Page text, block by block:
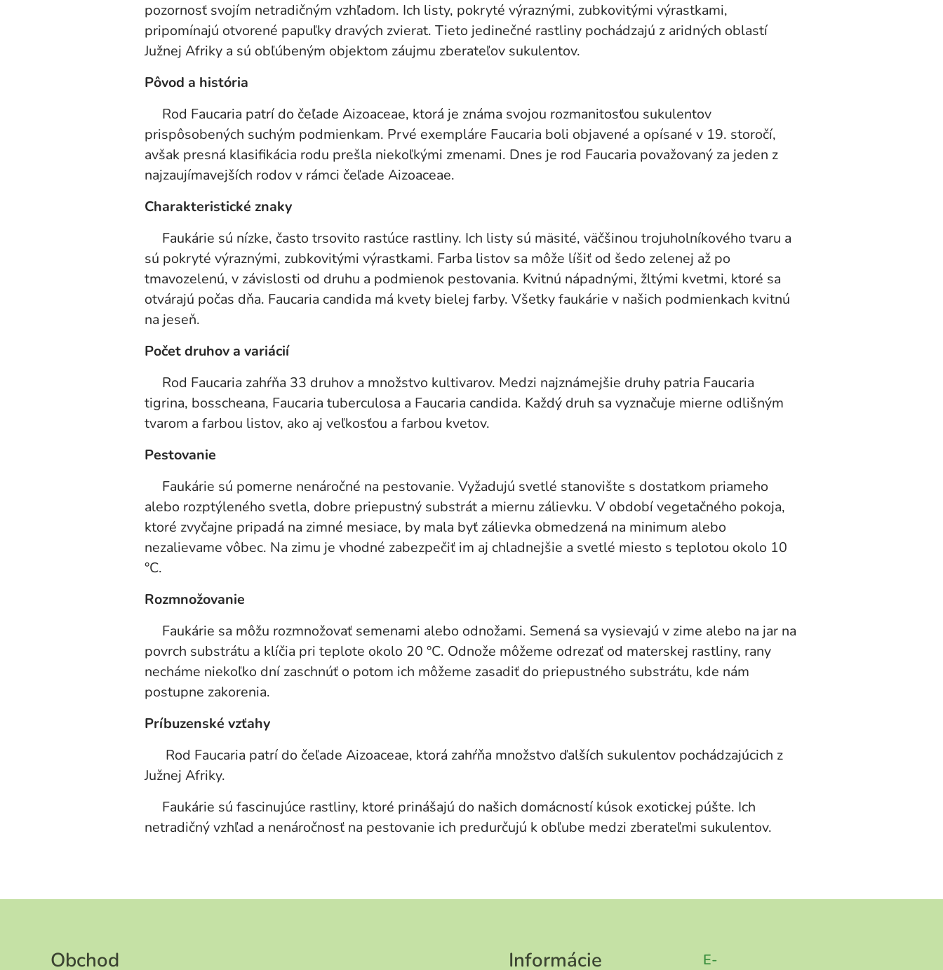
pozornosť svojím netradičným vzhľadom. Ich listy, pokryté výraznými, zubkovitými výrastkami,
pripomínajú otvorené papuľky dravých zvierat. Tieto jedinečné rastliny pochádzajú z aridných oblastí
Južnej Afriky a sú obľúbeným objektom záujmu zberateľov sukulentov.
Pôvod a história
Rod Faucaria patrí do čeľade Aizoaceae, ktorá je známa svojou rozmanitosťou sukulentov
prispôsobených suchým podmienkam. Prvé exempláre Faucaria boli objavené a opísané v 19. storočí,
avšak presná klasifikácia rodu prešla niekoľkými zmenami. Dnes je rod Faucaria považovaný za jeden z
najzaujímavejších rodov v rámci čeľade Aizoaceae.
Charakteristické znaky
Faukárie sú nízke, často trsovito rastúce rastliny. Ich listy sú mäsité, väčšinou trojuholníkového tvaru a
sú pokryté výraznými, zubkovitými výrastkami. Farba listov sa môže líšiť od šedo zelenej až po
tmavozelenú, v závislosti od druhu a podmienok pestovania. Kvitnú nápadnými, žltými kvetmi, ktoré sa
otvárajú počas dňa. Faucaria candida má kvety bielej farby. Všetky faukárie v našich podmienkach kvitnú
na jeseň.
Počet druhov a variácií
Rod Faucaria zahŕňa 33 druhov a množstvo kultivarov. Medzi najznámejšie druhy patria Faucaria
tigrina, bosscheana, Faucaria tuberculosa a Faucaria candida. Každý druh sa vyznačuje mierne odlišným
tvarom a farbou listov, ako aj veľkosťou a farbou kvetov.
Pestovanie
Faukárie sú pomerne nenáročné na pestovanie. Vyžadujú svetlé stanovište s dostatkom priameho
alebo rozptýleného svetla, dobre priepustný substrát a miernu zálievku. V období vegetačného pokoja,
ktoré zvyčajne pripadá na zimné mesiace, by mala byť zálievka obmedzená na minimum alebo
nezalievame vôbec. Na zimu je vhodné zabezpečiť im aj chladnejšie a svetlé miesto s teplotou okolo 10
°C.
Rozmnožovanie
Faukárie sa môžu rozmnožovať semenami alebo odnožami. Semená sa vysievajú v zime alebo na jar na
povrch substrátu a klíčia pri teplote okolo 20 °C. Odnože môžeme odrezať od materskej rastliny, rany
necháme niekoľko dní zaschnúť o potom ich môžeme zasadiť do priepustného substrátu, kde nám
postupne zakorenia.
Príbuzenské vzťahy
Rod Faucaria patrí do čeľade Aizoaceae, ktorá zahŕňa množstvo ďalších sukulentov pochádzajúcich z
Južnej Afriky.
Faukárie sú fascinujúce rastliny, ktoré prinášajú do našich domácností kúsok exotickej púšte. Ich
netradičný vzhľad a nenáročnosť na pestovanie ich predurčujú k obľube medzi zberateľmi sukulentov.
Obchod Informácie E-